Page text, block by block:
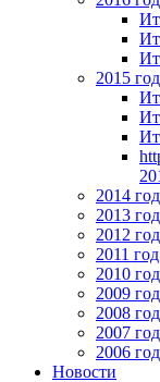
2015 год
2014 год
2013 год
2012 год
2011 год
2010 год
2009 год
2008 год
2007 год
2006 год
Новости